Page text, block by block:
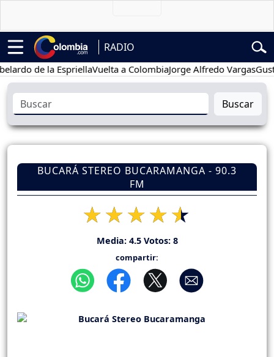
RADIO
de la EspriellaVuelta a ColombiaJorge Alfredo VargasGustavo
Buscar
BUCARÁ STEREO BUCARAMANGA - 90.3
FM
Media: 4.5Votos: 8
compartir: